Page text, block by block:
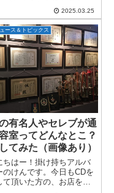
UP SHOPを開催！場所は3
間は2025年4月1日（火）
17日（木）まで...
2025.03.25
ース＆トピックス
有名人やセレブが通
室ってどんなとこ？
てみた（画像あり）
ちはー！掛け持ちアルバ
のけんです。今日もCDを
て頂いた方の、お店をご